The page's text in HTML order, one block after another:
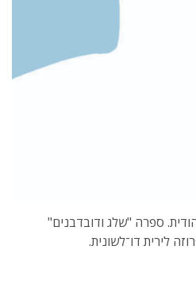
ספרה "שלג ודובדבנים"